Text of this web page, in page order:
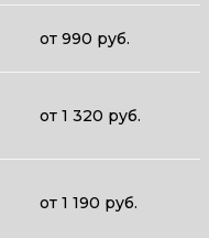
от 990 руб.
от 1 320 руб.
от 1 190 руб.